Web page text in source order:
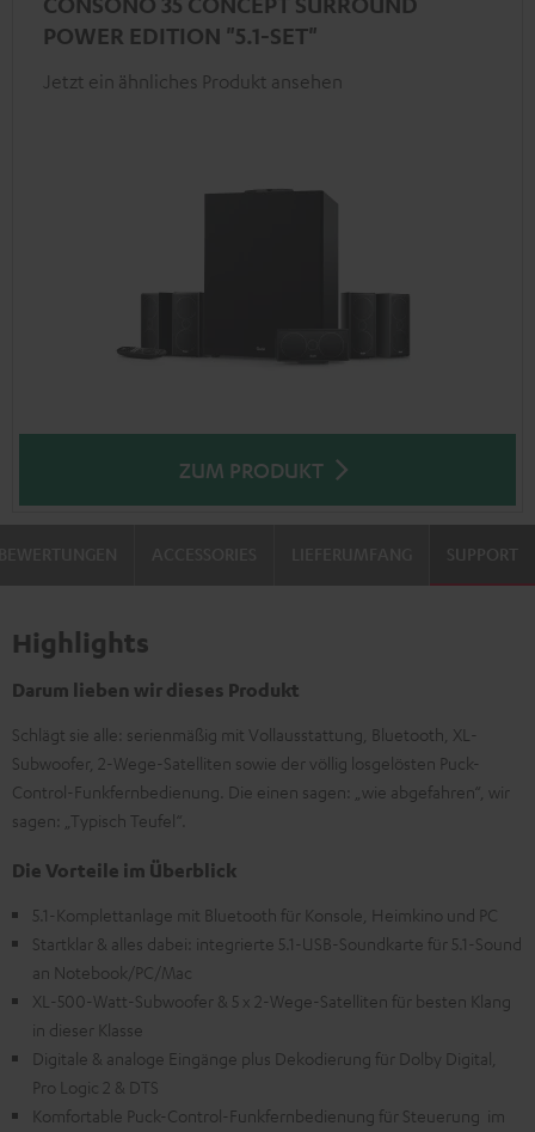
POWER EDITION "5.1-SET"
Jetzt ein ähnliches Produkt ansehen
ZUM PRODUKT
SUPPORT
Highlights
Darum lieben wir dieses Produkt
Schlägt sie alle: serienmäßig mit Vollausstattung, Bluetooth, XL-
Subwoofer, 2-Wege-Satelliten sowie der völlig losgelösten Puck-
Control-Funkfernbedienung. Die einen sagen: „wie abgefahren“, wir
sagen: „Typisch Teufel“.
Die Vorteile im Überblick
5.1-Komplettanlage mit Bluetooth für Konsole, Heimkino und PC
Startklar & alles dabei: integrierte 5.1-USB-Soundkarte für 5.1-Sound
an Notebook/PC/Mac
XL-500-Watt-Subwoofer & 5 x 2-Wege-Satelliten für besten Klang
in dieser Klasse
Digitale & analoge Eingänge plus Dekodierung für Dolby Digital,
Pro Logic 2 & DTS
Komfortable Puck-Control-Funkfernbedienung für Steuerung im